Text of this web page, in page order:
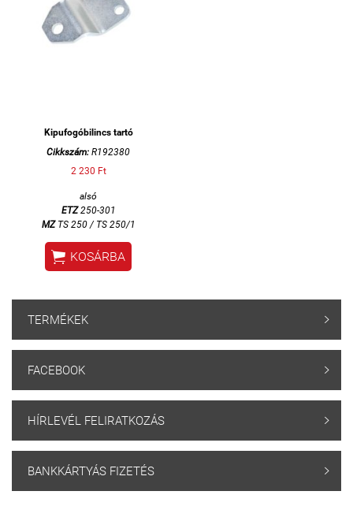
Kipufogóbilincs tartó
Cikkszám: R192380
2 230 Ft
alsó
ETZ250-301
MZTS 250 / TS 250/1
 KOSÁRBA
TERMÉKEK 
FACEBOOK 
HÍRLEVÉL FELIRATKOZÁS 
BANKKÁRTYÁS FIZETÉS 